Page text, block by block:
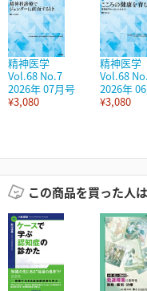
精神医学
Vol.68 No.7
2026年 07月号
¥3,080
精神医学
Vol.68
2026年
¥3,080
この商品を買った人